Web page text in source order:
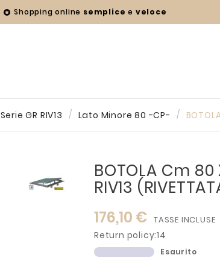
 Shopping online semplice e veloce
Serie GR RIV13 Lato Minore 80 -CP-
BOTOLA Cm 80
RIV13
176,10 € TASSE INCLUSE
Return policy:14
Esaurito